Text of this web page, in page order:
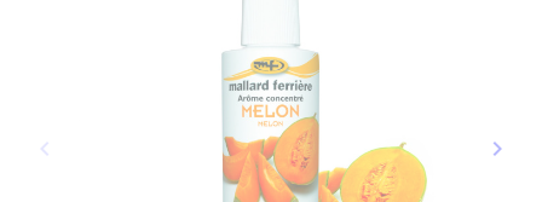
Précédent
keyboard_arrow_left keyboard_arrow_right